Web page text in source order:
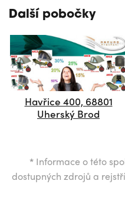
Další pobočky
Havřice 400, 68801
Uherský Brod
* Informace o této
dostupných zdrojů a